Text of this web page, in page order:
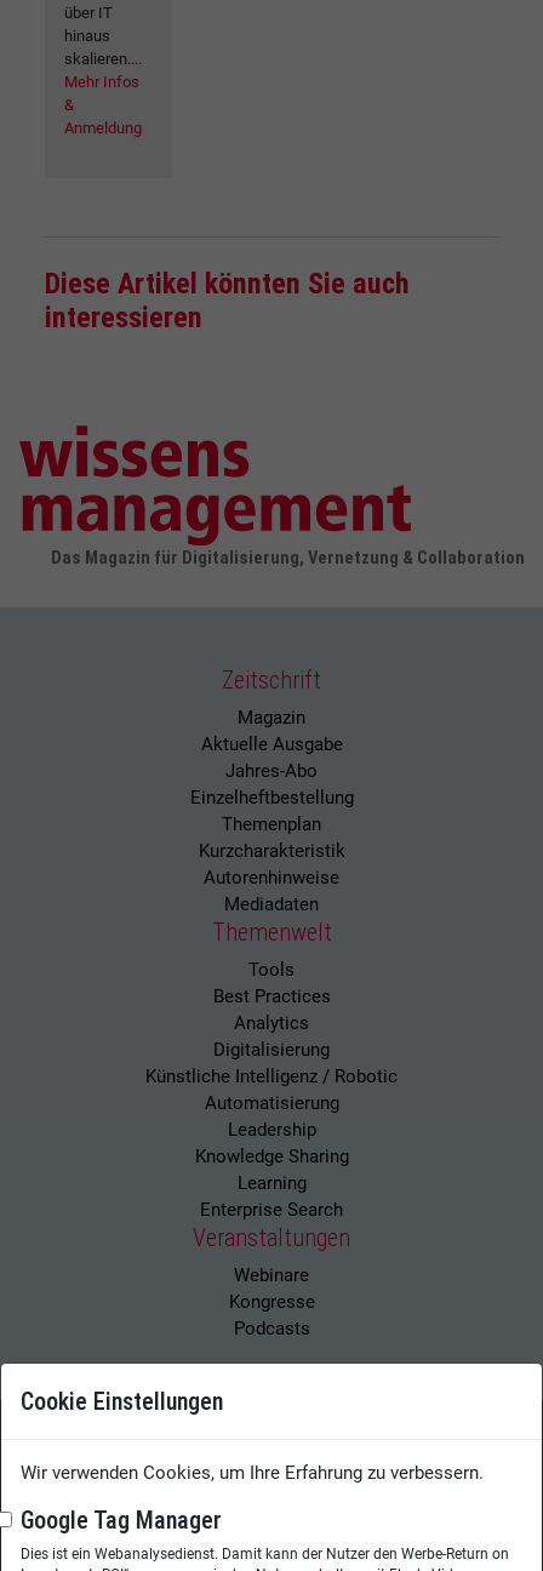
über IT
hinaus
skalieren....
Mehr Infos
&
Anmeldung
Diese Artikel könnten Sie auch
interessieren
Das Magazin für Digitalisierung, Vernetzung & Collaboration
Zeitschrift
Magazin
Aktuelle Ausgabe
Jahres-Abo
Einzelheftbestellung
Themenplan
Kurzcharakteristik
Autorenhinweise
Mediadaten
Themenwelt
Tools
Best Practices
Analytics
Digitalisierung
Künstliche Intelligenz / Robotic
Automatisierung
Leadership
Knowledge Sharing
Learning
Enterprise Search
Veranstaltungen
Webinare
Kongresse
Podcasts
Wissensmanagement Magazin
Impressum
Cookie Einstellungen
Wir verwenden Cookies, um Ihre Erfahrung zu verbessern.
Google Tag Manager
Dies ist ein Webanalysedienst. Damit kann der Nutzer den Werbe-Return on